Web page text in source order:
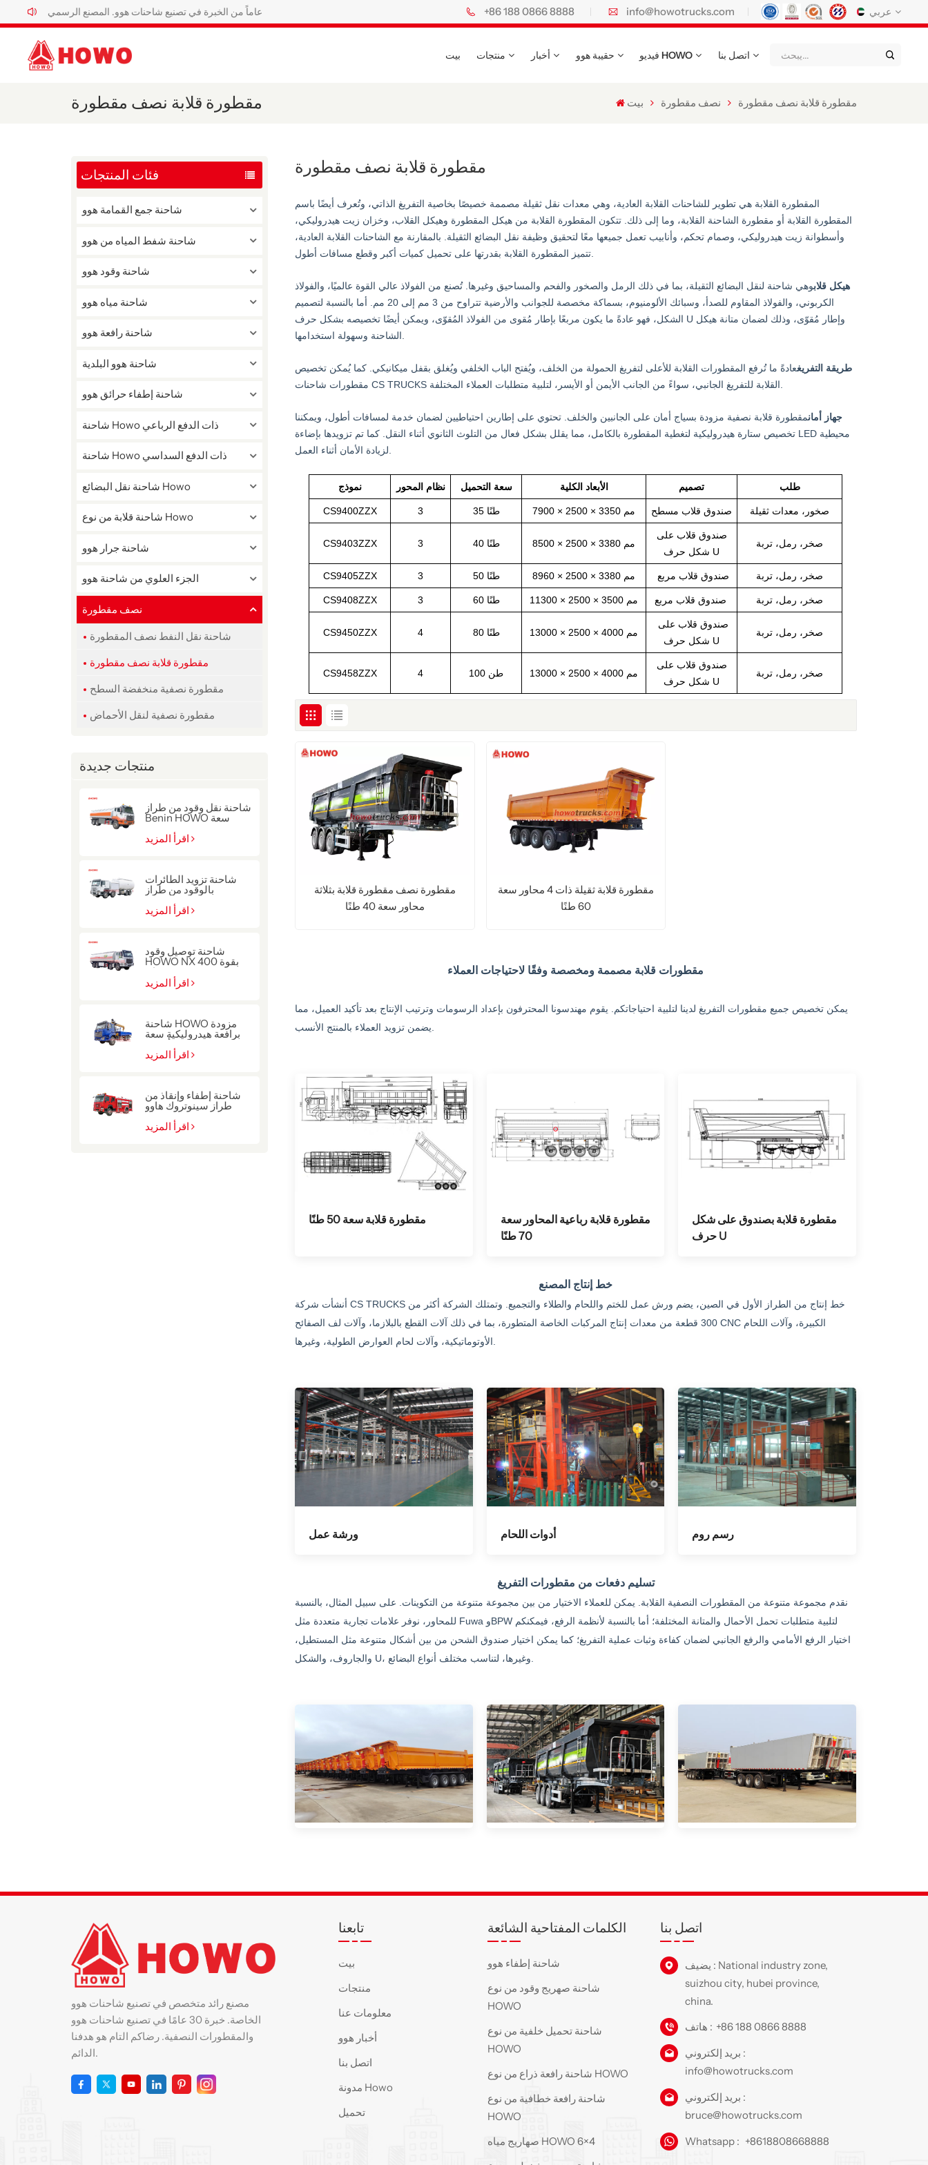
ثلاثون عاماً من الخبرة في تصنيع شاحنات هوو. المصنع الرسمي لشاحنات هوو الخاصة. +86 188 0866 8888 info@howotrucks.com عربي
Русский Italiano Español
Tiếng Việt عربي Қазақстан
Türkmenler o'zbek Кыргызча
українська čeština Slovák
Svenska 中文
بيت منتجات أخبار حقيبة هوو فيديو HOWO اتصل بنا
مقطورة قلابة نصف مقطورة بيت نصف مقطورة مقطورة قلابة نصف مقطورة
فئات المنتجات
شاحنة جمع القمامة هوو
شاحنة شفط المياه من هوو
شاحنة وقود هوو
شاحنة مياه هوو
شاحنة رافعة هوو
شاحنة هوو البلدية
شاحنة إطفاء حرائق هوو
شاحنة Howo ذات الدفع الرباعي
شاحنة Howo ذات الدفع السداسي
شاحنة نقل البضائع Howo
شاحنة قلابة من نوع Howo
شاحنة جرار هوو
الجزء العلوي من شاحنة هوو
نصف مقطورة
شاحنة نقل النفط نصف المقطورة
مقطورة قلابة نصف مقطورة
مقطورة نصفية منخفضة السطح
مقطورة نصفية لنقل الأحماض
منتجات جديدة
شاحنة نقل وقود من طراز
Benin HOWO سعة
اقرأ المزيد
شاحنة تزويد الطائرات
بالوقود من طراز
سينوتروك هوو ذات الدفع
8x4
اقرأ المزيد
شاحنة توصيل وقود
HOWO NX بقوة 400
حصان
اقرأ المزيد
شاحنة HOWO مزودة
برافعة هيدروليكية سعة
اقرأ المزيد
شاحنة إطفاء وإنقاذ من
طراز سينوتروك هاوو
للشرطة
اقرأ المزيد
مقطورة قلابة نصف مقطورة
المقطورة القلابة هي تطوير للشاحنات القلابة العادية، وهي معدات نقل ثقيلة مصممة خصيصًا بخاصية التفريغ الذاتي، وتُعرف أيضًا باسم
المقطورة القلابة أو مقطورة الشاحنة القلابة، وما إلى ذلك. تتكون المقطورة القلابة من هيكل المقطورة وهيكل القلاب، وخزان زيت هيدروليكي،
وأسطوانة زيت هيدروليكي، وصمام تحكم، وأنابيب تعمل جميعها معًا لتحقيق وظيفة نقل البضائع الثقيلة. بالمقارنة مع الشاحنات القلابة العادية،
هيكل قلابوهي شاحنة لنقل البضائع الثقيلة، بما في ذلك الرمل والصخور والفحم والمساحيق وغيرها. تُصنع من الفولاذ عالي القوة عالميًا، والفولاذ
الكربوني، والفولاذ المقاوم للصدأ، وسبائك الألومنيوم، بسماكة مخصصة للجوانب والأرضية تتراوح من 3 مم إلى 20 مم. أما بالنسبة لتصميم
الشكل، فهو عادةً ما يكون مربعًا بإطار مُقوى من الفولاذ المُقوّى، ويمكن أيضًا تخصيصه بشكل حرف U وإطار مُقوّى، وذلك لضمان متانة هيكل
طريقة التفريغعادةً ما تُرفع المقطورات القلابة للأعلى لتفريغ الحمولة من الخلف، ويُفتح الباب الخلفي ويُغلق بقفل ميكانيكي. كما يُمكن تخصيص
جهاز أمانمقطورة قلابة نصفية مزودة بسياج أمان على الجانبين والخلف. تحتوي على إطارين احتياطيين لضمان خدمة لمسافات أطول، ويمكننا
تخصيص ستارة هيدروليكية لتغطية المقطورة بالكامل، مما يقلل بشكل فعال من التلوث الثانوي أثناء النقل. كما تم تزويدها بإضاءة LED محيطية
نموذج نظام المحور سعة التحميل الأبعاد الكلية تصميم طلب
CS9400ZZX 3 35 طنًا 7900 × 2500 × 3350 مم صندوق قلاب مسطح صخور، معدات ثقيلة
CS9403ZZX 3 40 طنًا 8500 × 2500 × 3380 مم
صندوق قلاب على
شكل حرف U
صخر، رمل، تربة
CS9405ZZX 3 50 طنًا 8960 × 2500 × 3380 مم صندوق قلاب مربع صخر، رمل، تربة
CS9408ZZX 3 60 طنًا 11300 × 2500 × 3500 مم صندوق قلاب مربع صخر، رمل، تربة
CS9450ZZX 4 80 طنًا 13000 × 2500 × 4000 مم
صندوق قلاب على
شكل حرف U
صخر، رمل، تربة
CS9458ZZX 4 100 طن 13000 × 2500 × 4000 مم
صندوق قلاب على
شكل حرف U
صخر، رمل، تربة
مقطورة نصف مقطورة قلابة بثلاثة
محاور سعة 40 طنًا
مقطورة قلابة ثقيلة ذات 4 محاور سعة
60 طنًا
مقطورات قلابة مصممة ومخصصة وفقًا لاحتياجات العملاء
يمكن تخصيص جميع مقطورات التفريغ لدينا لتلبية احتياجاتكم. يقوم مهندسونا المحترفون بإعداد الرسومات وترتيب الإنتاج بعد تأكيد العميل، مما
مقطورة قلابة سعة 50 طنًا
مقطورة قلابة رباعية المحاور سعة
70 طنًا
مقطورة قلابة بصندوق على شكل
حرف U
خط إنتاج المصنع
أنشأت شركة CS TRUCKS خط إنتاج من الطراز الأول في الصين، يضم ورش عمل للختم واللحام والطلاء والتجميع. وتمتلك الشركة أكثر من
300 قطعة من معدات إنتاج المركبات الخاصة المتطورة، بما في ذلك آلات القطع بالبلازما، وآلات لف الصفائح CNC الكبيرة، وآلات اللحام
الأوتوماتيكية، وآلات لحام العوارض الطولية، وغيرها.
ورشة عمل أدوات اللحام رسم روم
تسليم دفعات من مقطورات التفريغ
نقدم مجموعة متنوعة من المقطورات النصفية القلابة. يمكن للعملاء الاختيار من بين مجموعة متنوعة من التكوينات. على سبيل المثال، بالنسبة
للمحاور، نوفر علامات تجارية متعددة مثل Fuwa وBPW لتلبية متطلبات تحمل الأحمال والمتانة المختلفة؛ أما بالنسبة لأنظمة الرفع، فيمكنكم
اختيار الرفع الأمامي والرفع الجانبي لضمان كفاءة وثبات عملية التفريغ؛ كما يمكن اختيار صندوق الشحن من بين أشكال متنوعة مثل المستطيل،
مصنع رائد متخصص في تصنيع شاحنات هوو
الخاصة. خبرة 30 عامًا في تصنيع شاحنات هوو
والمقطورات النصفية. رضاكم التام هو هدفنا
الدائم.
تابعنا
بيت
منتجات
معلومات عنا
أخبار هوو
اتصل بنا
مدونة Howo
تحميل
الكلمات المفتاحية الشائعة
شاحنة إطفاء هوو
شاحنة صهريج وقود من نوع
HOWO
شاحنة تحميل خلفية من نوع
HOWO
شاحنة رافعة ذراع من نوع HOWO
شاحنة رافعة خطافية من نوع
HOWO
صهاريج مياه HOWO 6×4
اتصل بنا
يضيف : National industry zone,
suizhou city, hubei province,
china.
هاتف : +86 188 0866 8888
بريد إلكتروني :
info@howotrucks.com
بريد إلكتروني :
bruce@howotrucks.com
Whatsapp : +8618808668888